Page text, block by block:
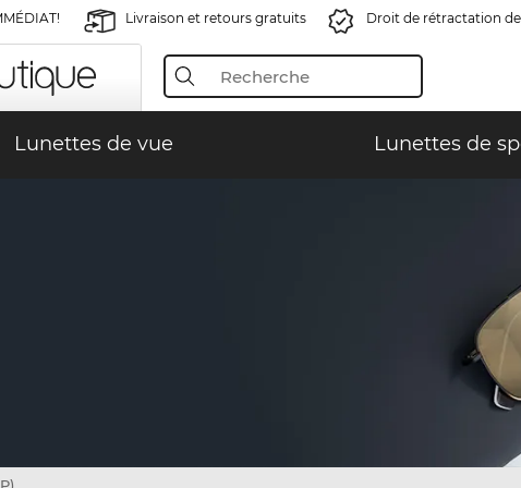
Livraison et retours gratuits Droit de rétractation
Lunettes de vue Lunettes de